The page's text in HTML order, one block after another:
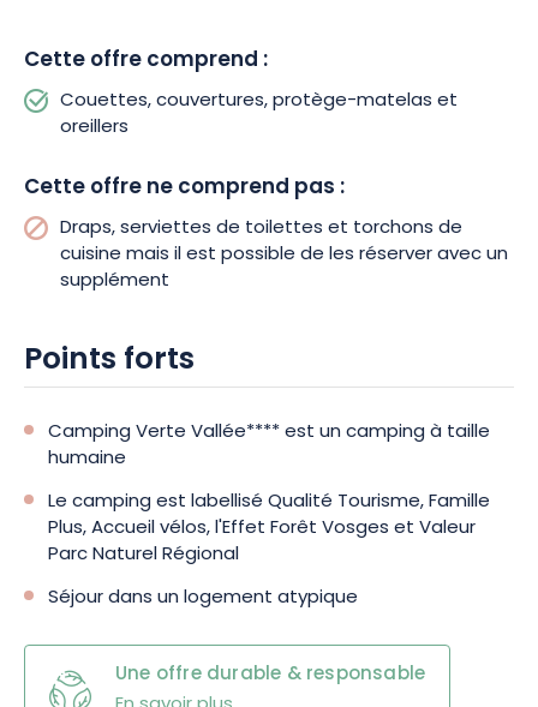
un séjour des plus agréables.
Cette offre comprend :
Couettes, couvertures, protège-matelas et
oreillers
Cette offre ne comprend pas :
Draps, serviettes de toilettes et torchons de
cuisine mais il est possible de les réserver avec un
supplément
Points forts
Camping Verte Vallée**** est un camping à taille
humaine
Le camping est labellisé Qualité Tourisme, Famille
Plus, Accueil vélos, l'Effet Forêt Vosges et Valeur
Parc Naturel Régional
Séjour dans un logement atypique
Une offre durable & responsable